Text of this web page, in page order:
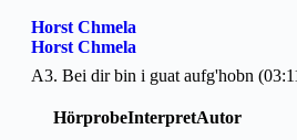
Horst Chmela
Horst Chmela
A3. Bei dir bin i guat aufg'hobn
HörprobeInterpretAutor